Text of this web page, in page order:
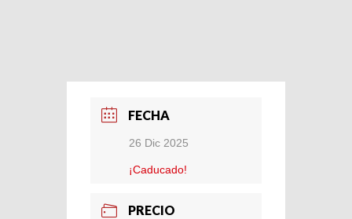
FECHA
26 Dic 2025
¡Caducado!
PRECIO